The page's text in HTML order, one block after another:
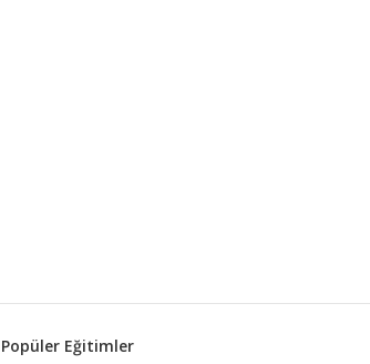
Popüler Eğitimler